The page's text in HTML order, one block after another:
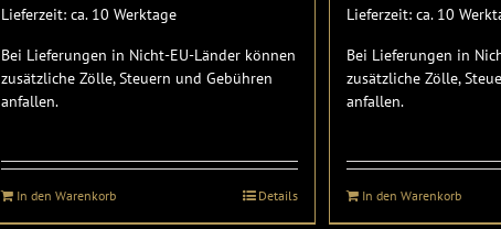
Lieferzeit: ca. 10 Werktage
Bei Lieferungen in Nicht-EU-Länder können
zusätzliche Zölle, Steuern und Gebühren
anfallen.
In den Warenkorb Details
Lieferzeit: ca. 10
Bei Lieferungen in
zusätzliche Zölle,
anfallen.
In den Warenkorb